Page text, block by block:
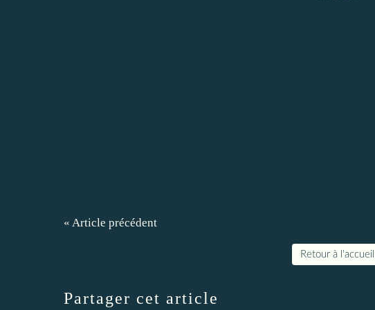
« Article précédent
Retour à l'accueil
Partager cet article